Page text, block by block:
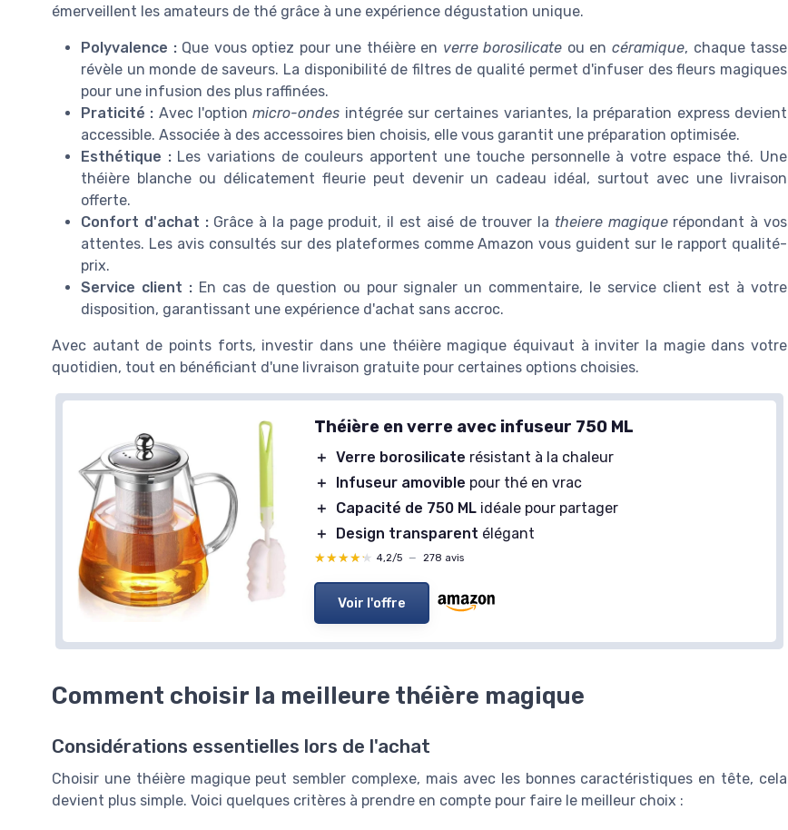
émerveillent les amateurs de thé grâce à une expérience dégustation unique.
Polyvalence :Que vous optiez pour une théière en verre borosilicate ou en céramique, chaque tasse
révèle un monde de saveurs. La disponibilité de filtres de qualité permet d'infuser des fleurs magiques
pour une infusion des plus raffinées.
Praticité : Avec l'optionmicro-ondes intégrée sur certaines variantes, la préparation express devient
accessible. Associée à des accessoires bien choisis, elle vous garantit une préparation optimisée.
Esthétique :Les variations de couleurs apportent une touche personnelle à votre espace thé. Une
théière blanche ou délicatement fleurie peut devenir un cadeau idéal, surtout avec une livraison
offerte.
Confort d'achat :Grâce à la page produit, il est aisé de trouver la theiere magiquerépondant à vos
attentes. Les avis consultés sur des plateformes comme Amazon vous guident sur le rapport qualité-
prix.
Service client :En cas de question ou pour signaler un commentaire, le service client est à votre
disposition, garantissant une expérience d'achat sans accroc.
Avec autant de points forts, investir dans une théière magique équivaut à inviter la magie dans votre
quotidien, tout en bénéficiant d'une livraison gratuite pour certaines options choisies.
Théière en verre avec infuseur 750 ML
＋ Verre borosilicate résistant à la chaleur
＋
Infuseur amovible pour thé en vrac
＋
Capacité de 750 ML idéale pour partager
＋
Design transparent élégant
★★★★★
★★★★★ 4,2/5 — 278 avis
Voir l'offre
Comment choisir la meilleure théière magique
Considérations essentielles lors de l'achat
Choisir une théière magique peut sembler complexe, mais avec les bonnes caractéristiques en tête, cela
devient plus simple. Voici quelques critères à prendre en compte pour faire le meilleur choix :